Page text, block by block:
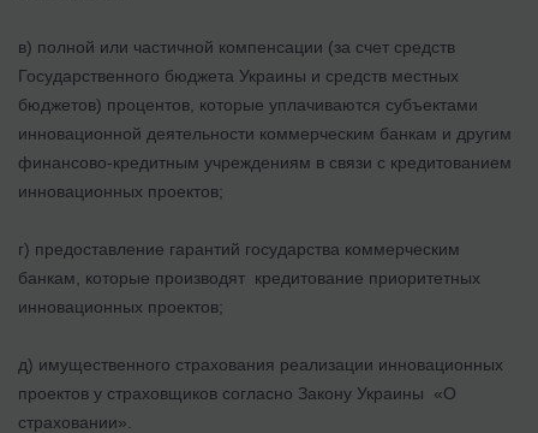
в) полной или частичной компенсации (за счет средств
Государственного бюджета Украины и средств местных
бюджетов) процентов, которые уплачиваются субъектами
инновационной деятельности коммерческим банкам и другим
финансово-кредитным учреждениям в связи с кредитованием
инновационных проектов;
г) предоставление гарантий государства коммерческим
банкам, которые производят кредитование приоритетных
инновационных проектов;
д) имущественного страхования реализации инновационных
проектов у страховщиков согласно Закону Украины «О
страховании».